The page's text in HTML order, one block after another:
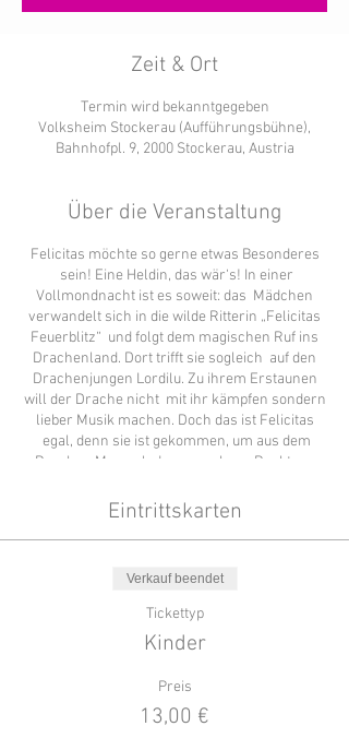
Zeit & Ort
Termin wird bekanntgegeben
Volksheim Stockerau (Aufführungsbühne),
Bahnhofpl. 9, 2000 Stockerau, Austria
Über die Veranstaltung
Felicitas möchte so gerne etwas Besonderes
sein! Eine Heldin, das wär‘s! In einer
Vollmondnacht ist es soweit: das Mädchen
verwandelt sich in die wilde Ritterin „Felicitas
Feuerblitz“ und folgt dem magischen Ruf ins
Drachenland. Dort trifft sie sogleich auf den
Drachenjungen Lordilu. Zu ihrem Erstaunen
will der Drache nicht mit ihr kämpfen sondern
lieber Musik machen. Doch das ist Felicitas
egal, denn sie ist gekommen, um aus dem
Drachen Marmelade zu machen. Punktum.
Eintrittskarten
Verkauf beendet
Tickettyp
Kinder
Preis
13,00 €